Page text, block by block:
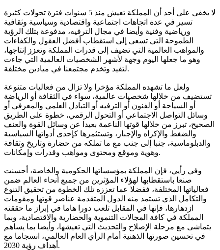
لا يخفى على أحد أن المملكة تعيش منذ 5 سنوات فترة تحولات كثيرة
تسير في عدة اتجاهات اجتماعية واقتصادية وسياسية وثقافية
ورياضية وفنية وأيضا في مجال الترفيه، مدفوعة بتلك الرؤية
الطموحة التي تسعى إلى استقطاب أفضل العقول والكفاءات
والمواهب العالمية التي تضيف إلى قدرات المملكة وتعزز إنتاجها،
وهو ما جعلها اليوم وجهة لأشهر الشخصيات العالمية التي جاءت
لتفيد وتخدم مجتمعنا في ميادين مختلفة.
ولعل ما تشهده المملكة مؤخرا ولا تزال من فعاليات متنوعة
تستضيف من خلالها شخصيات عالمية، سواء في الثقافة أو الرياضة
أو السياحة أو الفنون أو الترفيه أو التبادل العلمي والمعرفي أو
وسائل التواصل الاجتماعي أو التحول الرقمي، خطوة على الطريق
الصحيح، تبرز من خلالها قوتها الناعمة بعيدا عن وسائل القوة والعنف
والضغط والإكراه والإجبار، وتستثمرها كإحدى أدواتها السياسية
والدبلوماسية، جنبا إلى جنب مع ما تملكه من حضارة وتاريخ وثقافة
وهوية وموقع ومحتوى ومواهب وقدرات وإمكانات.
وفي رأيي، فإن المملكة بمؤسساتها الحكومية والخاصة، أحسنت
صنعا باستقطابها لهؤلاء المؤثرين من جميع أنحاء العالم ضمن
فعالياتها المختلفة، ففضلا عما تعززه تلك الخطوة من تحقيق التنوع
والتكامل الذي تستمد منه الدول المتقدمة عناصر قوتها ومقومات
ازدهارها، فإنها في المقابل تلعب دورا هاما في إبراز ما حققته
المملكة في كافة المجالات التنموية والحضارية والاقتصادية، وبما
يتماشى مع مرحلة الإصلاح والتحديث التي تعيشها، وأيضا بما يساهم
في تحسين صورتها الذهنية أمام الرأي العام العالمي، انسجاما مع
أهداف رؤية 2030.